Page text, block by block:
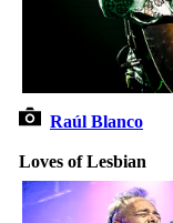
Raúl Blanco
Loves of Lesbian